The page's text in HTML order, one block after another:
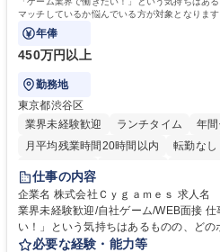
マッチしているか悩んでいる方が対象となります
年俸
450万円以上
勤務地
東京都渋谷区
業界未経験歓迎
ランチタイム
年
月平均残業時間20時間以内
転勤なし
住宅手当あり
交通費支給
土日祝休み 服装自由
食事補助あり
仕事の内容
企業名 株式会社Ｃｙｇａｍｅｓ 求人名 【第二新卒オープンポジション】
業界未経験歓迎/自社ゲーム/WEB面接 仕事の内容 「ゲーム業界で働きた
い！」という気持ちはあるものの、ど
しているか悩んでいる方が対象となります！ 総合職（プランナー/
必要な経験・能力等